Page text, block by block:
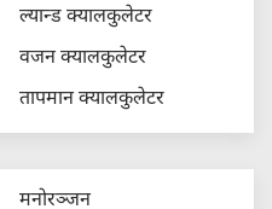
ल्यान्ड क्यालकुलेटर
वजन क्यालकुलेटर
तापमान क्यालकुलेटर
मनोरञ्जन